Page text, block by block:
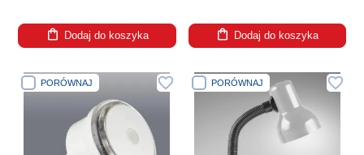
Dodaj do koszyka Dodaj do koszyka
PORÓWNAJ PORÓWNAJ